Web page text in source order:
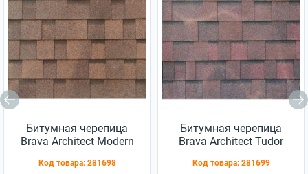
Битумная черепица
Brava Architect Modern
Код товара: 281698
Битумная черепица
Brava Architect Tudor
Код товара: 281699